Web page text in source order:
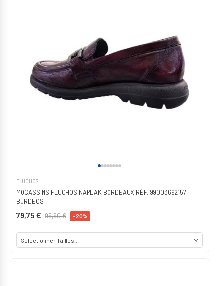
FLUCHOS
MOCASSINS FLUCHOS NAPLAK BORDEAUX RÉF. 99003692157
BURDEOS
79,75 € 99,90 € -20%